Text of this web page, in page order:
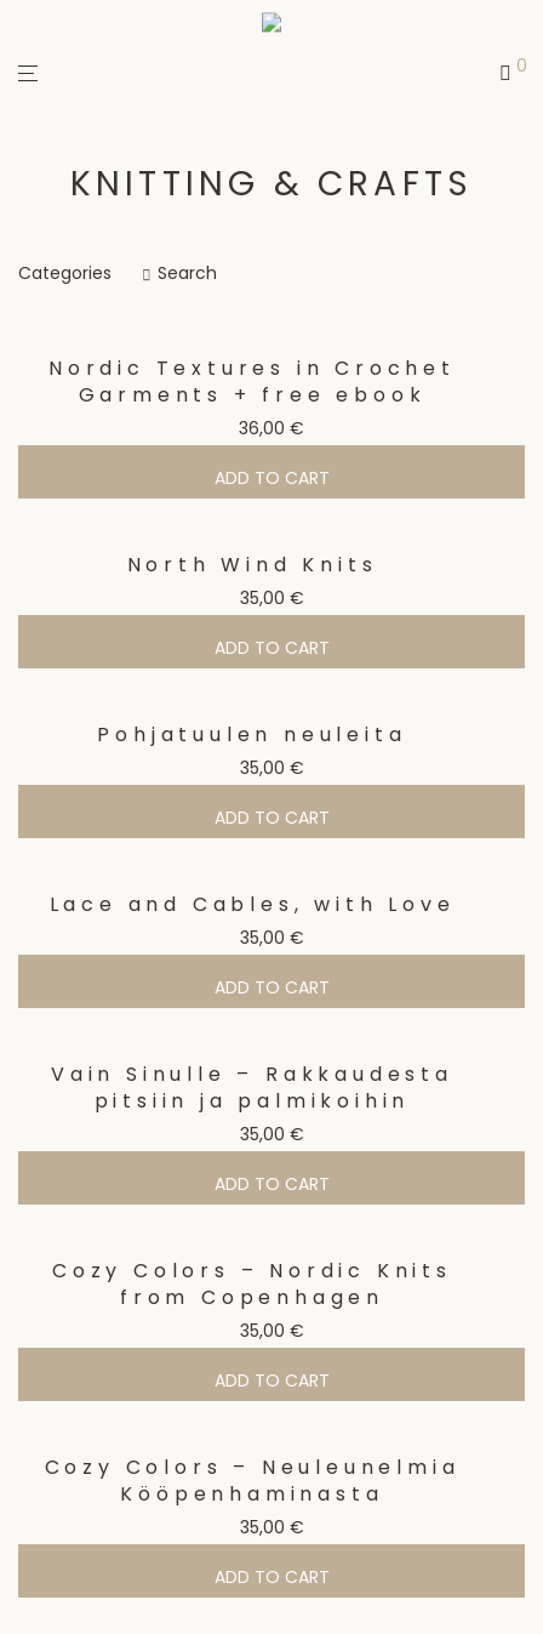
0
KNITTING & CRAFTS
Categories Search
Nordic Textures in Crochet
Garments + free ebook
36,00 €
ADD TO CART
North Wind Knits
35,00 €
ADD TO CART
Pohjatuulen neuleita
35,00 €
ADD TO CART
Lace and Cables, with Love
35,00 €
ADD TO CART
Vain Sinulle – Rakkaudesta
pitsiin ja palmikoihin
35,00 €
ADD TO CART
Cozy Colors – Nordic Knits
from Copenhagen
35,00 €
ADD TO CART
Cozy Colors – Neuleunelmia
Kööpenhaminasta
35,00 €
ADD TO CART